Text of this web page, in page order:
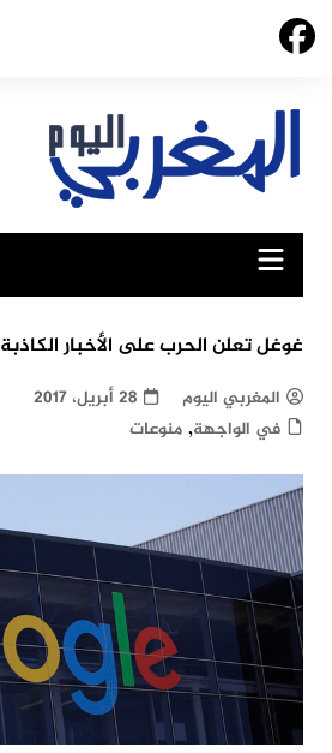
Skip
غوغل تعلن الحرب على الأخبار
المغربي اليوم
28 أبريل، 2017
في الواجهة, منوعات